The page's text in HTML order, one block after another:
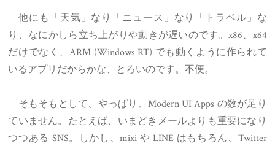
他にも「天気」なり「ニュース」なり「トラベル」な
り、なにかしら立ち上がりや動きが遅いのです。x86、x64
だけでなく、ARM (Windows RT) でも動くように作られて
いるアプリだからかな、とろいのです。不便。
そもそもとして、やっぱり、Modern UI Apps の数が足り
ていません。たとえば、いまどきメールよりも重要になり
つつある SNS。しかし、mixi や LINE はもちろん、Twitter